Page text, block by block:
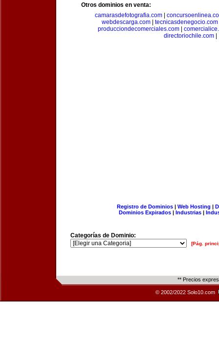
Otros dominios en venta:
camarasdefotografia.com|
webdescarga.com| tecnicasdenegocio.com
producciondecomerciales.com|
directoriochile.com|
Registro de Dominios| Web Hosting |
Dominios Expirados | Industrias |
Categorías de Dominio:
[Pág.
** Precios
© 2002/2022 Solo10.com